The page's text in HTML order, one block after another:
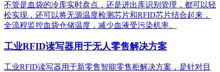
不管是血袋的冷库实时盘点，还是进出库识别管理，都可以轻
松实现，还可以将无源温度检测芯片和RFID芯片结合起来，
全流程监控血袋仓储温度，减少血液受污染机率。
工业RFID读写器用于无人零售解决方案
工业RFID读写器用于新零售智能零售柜解决方案，是针对目